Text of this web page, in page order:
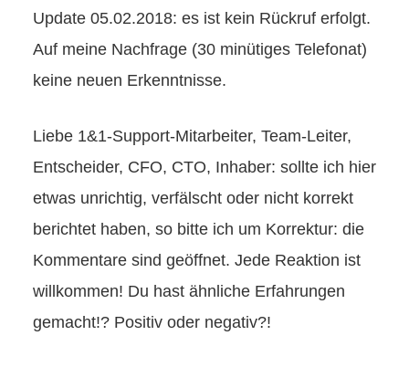
Update 05.02.2018: es ist kein Rückruf erfolgt.
Auf meine Nachfrage (30 minütiges Telefonat)
keine neuen Erkenntnisse.
Liebe 1&1-Support-Mitarbeiter, Team-Leiter,
Entscheider, CFO, CTO, Inhaber: sollte ich hier
etwas unrichtig, verfälscht oder nicht korrekt
berichtet haben, so bitte ich um Korrektur: die
Kommentare sind geöffnet. Jede Reaktion ist
willkommen! Du hast ähnliche Erfahrungen
gemacht!? Positiv oder negativ?!